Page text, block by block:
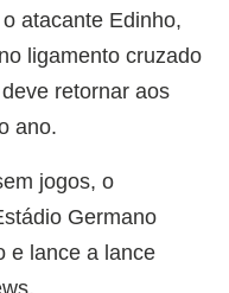
atacante Edinho,
ligamento cruzado
retornar aos
ano.
jogos, o
Germano
e lance a lance